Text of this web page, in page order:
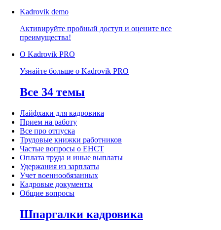
Kadrovik demo
Активируйте пробный доступ и оцените все
преимущества!
О Kadrovik PRO
Узнайте больше о Kadrovik PRO
Все 34 темы
Лайфхаки для кадровика
Прием на работу
Все про отпуска
Трудовые книжки работников
Частые вопросы о ЕНСТ
Оплата труда и иные выплаты
Удержания из зарплаты
Учет военнообязанных
Кадровые документы
Общие вопросы
Шпаргалки кадровика